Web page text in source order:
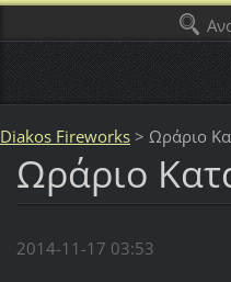
Diakos Fireworks > Ωράριο
Ωράριο
2014-11-17 03:53